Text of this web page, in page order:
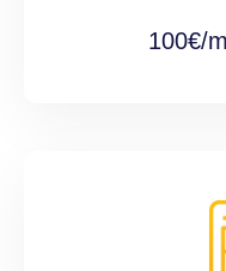
100€/